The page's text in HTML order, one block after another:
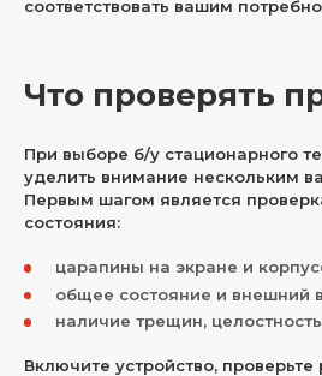
соответствовать вашим
Что проверять
При выборе б/у стационарного
уделить внимание нескольким
Первым шагом является
состояния:
царапины на экране и
общее состояние и внешний
наличие трещин,
Включите устройство, проверьте